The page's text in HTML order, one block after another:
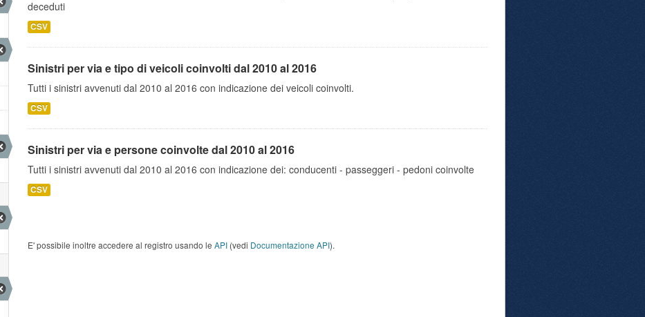
deceduti
CSV
Sinistri per via e tipo di veicoli coinvolti dal 2010 al 2016
Tutti i sinistri avvenuti dal 2010 al 2016 con indicazione dei veicoli coinvolti.
CSV
Sinistri per via e persone coinvolte dal 2010 al 2016
Tutti i sinistri avvenuti dal 2010 al 2016 con indicazione dei: conducenti - passeggeri - pedoni coinvolte
CSV
E' possibile inoltre accedere al registro usando le API (vedi Documentazione API).